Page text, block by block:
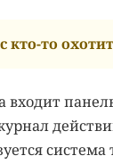
кто-то
входит